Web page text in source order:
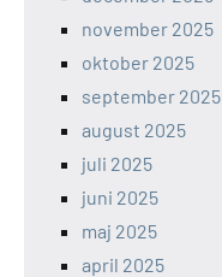
november 2025
oktober 2025
september 2025
august 2025
juli 2025
juni 2025
maj 2025
april 2025